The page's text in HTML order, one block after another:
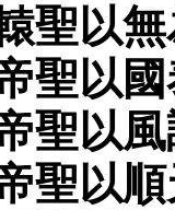
聖以
聖以
聖以
聖以